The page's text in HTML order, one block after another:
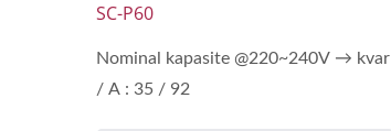
SC-P60
Nominal kapasite @220~240V → kvar
/ A : 35 / 92